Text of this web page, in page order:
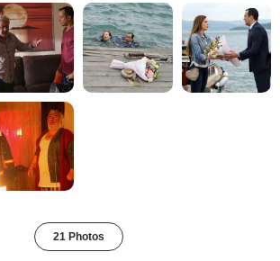
21 Photos